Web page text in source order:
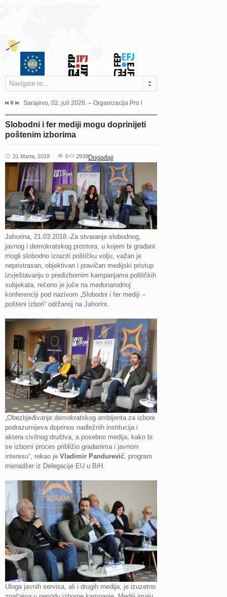
Navigate to...
Grada Sarajeva povodom Dana Sarajeva dugogodišnjoj...
Sarajevo, 02. juli 2026. – Organizacija Pro Educa juče je uspješno
Slobodni i fer mediji mogu doprinijeti
poštenim izborima
21 Marta, 2018 Događaji
0 2939
Jahorina, 21.03.2018.-Za stvaranje slobodnog,
javnog i demokratskog prostora, u kojem bi građani
mogli slobodno izraziti političku volju, važan je
nepristrasan, objektivan i pravičan medijski pristup
izvještavanju o predizbornim kampanjama političkih
subjekata, rečeno je juče na međunarodnoj
konferenciji pod nazivom „Slobodni i fer mediji –
pošteni izbori“ održanoj na Jahorini.
„Obezbjeđivanje demokratskog ambijenta za izbore
podrazumijeva doprinos nadležnih institucija i
aktera civilnog društva, a posebno medija, kako bi
se izborni proces približio građanima i javnom
interesu“, rekao je Vladimir Pandurević, program
menadžer iz Delegacije EU u BiH.
Uloga javnih servisa, ali i drugih medija, je izuzetno